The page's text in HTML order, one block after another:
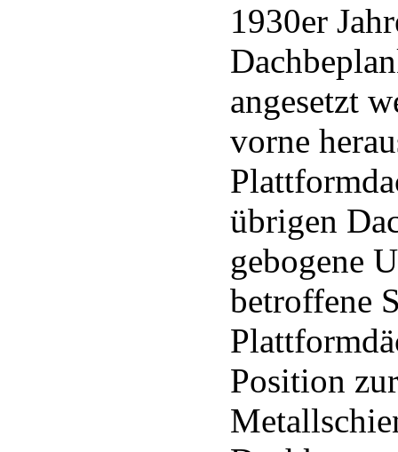
1930er
angesetzt
vorne
übrigen
gebogene
betroffene
Position